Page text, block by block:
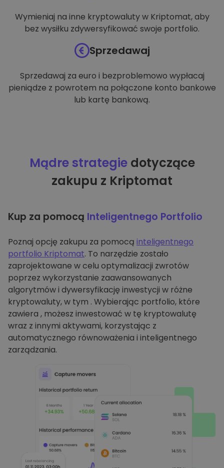
Wymieniaj na inne kryptowaluty w Kriptomat, aby
bez wysiłku zdywersyfikować swoje portfolio.
Sprzedawaj
Sprzedawaj za euro i bezproblemowo wypłacaj
pieniądze z powrotem na połączone konto bankowe
lub kartę bankową.
Mądre strategiedotyczące
zakupu z Kriptomat
Kup za pomocą Inteligentnego Portfolio
Poznaj opcję zakupu za pomocą inteligentnego
portfolio Kriptomat. To narzędzie zostało
zaprojektowane w celu optymalizacji zwrotów
poprzez wykorzystanie zaawansowanych
algorytmów i dywersyfikację inwestycji w różne
kryptowaluty, w tym . Wybierając portfolio, które
zawiera , możesz inwestować w tę kryptowalutę
wraz z innymi aktywami, korzystając z
automatycznego równoważenia i inteligentnego
zarządzania.